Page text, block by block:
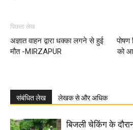
पिछला लेख
अज्ञात वाहन द्वारा धक्का लगने से हुई
मौत -MIRZAPUR
पोषण
को
संबंधित लेख लेखक से और अधिक
बिजली चेकिंग के